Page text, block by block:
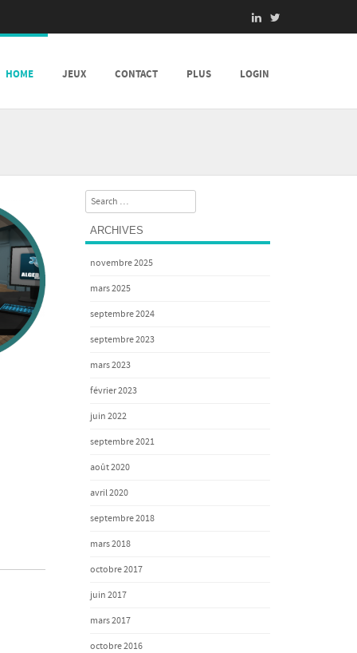
HOME JEUX CONTACT PLUS LOGIN
Search
ARCHIVES
novembre 2025
mars 2025
septembre 2024
septembre 2023
mars 2023
février 2023
juin 2022
septembre 2021
août 2020
avril 2020
septembre 2018
mars 2018
octobre 2017
juin 2017
mars 2017
octobre 2016